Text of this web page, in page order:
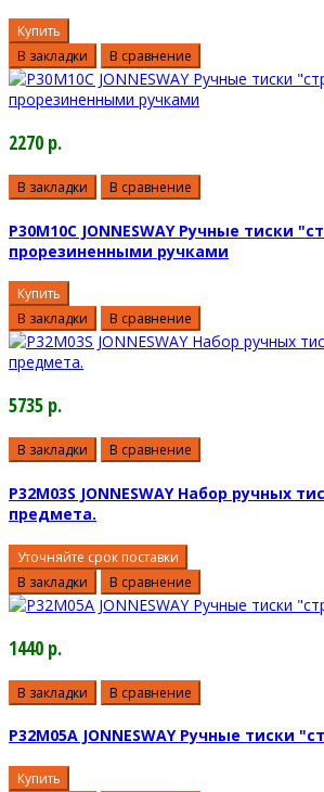
Купить
В закладки
В сравнение
2270 р.
В закладки В сравнение
P30M10C JONNESWAY Ручные тиски
прорезиненными ручками
Купить
В закладки
В сравнение
5735 р.
В закладки В сравнение
P32M03S JONNESWAY Набор ручных
предмета.
Уточняйте срок поставки
В закладки
В сравнение
1440 р.
В закладки В сравнение
P32M05A JONNESWAY Ручные тиски
Купить